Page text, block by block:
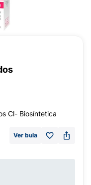
Cl- Biosíntetica
Ver bula